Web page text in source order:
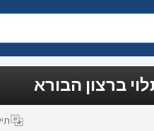
ברצון הבורא